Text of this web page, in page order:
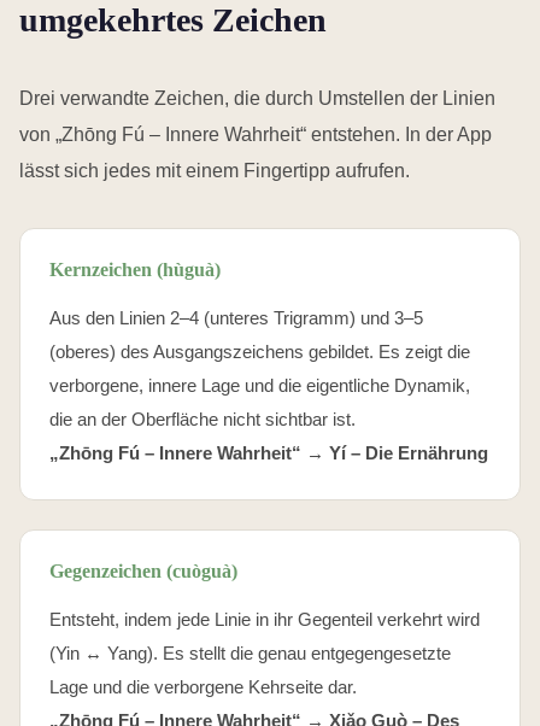
umgekehrtes Zeichen
Drei verwandte Zeichen, die durch Umstellen der Linien
von „Zhōng Fú – Innere Wahrheit“ entstehen. In der App
lässt sich jedes mit einem Fingertipp aufrufen.
Kernzeichen (hùguà)
Aus den Linien 2–4 (unteres Trigramm) und 3–5
(oberes) des Ausgangszeichens gebildet. Es zeigt die
verborgene, innere Lage und die eigentliche Dynamik,
die an der Oberfläche nicht sichtbar ist.
„Zhōng Fú – Innere Wahrheit“ → Yí – Die Ernährung
Gegenzeichen (cuòguà)
Entsteht, indem jede Linie in ihr Gegenteil verkehrt wird
(Yin ↔ Yang). Es stellt die genau entgegengesetzte
Lage und die verborgene Kehrseite dar.
„Zhōng Fú – Innere Wahrheit“ → Xiǎo Guò – Des